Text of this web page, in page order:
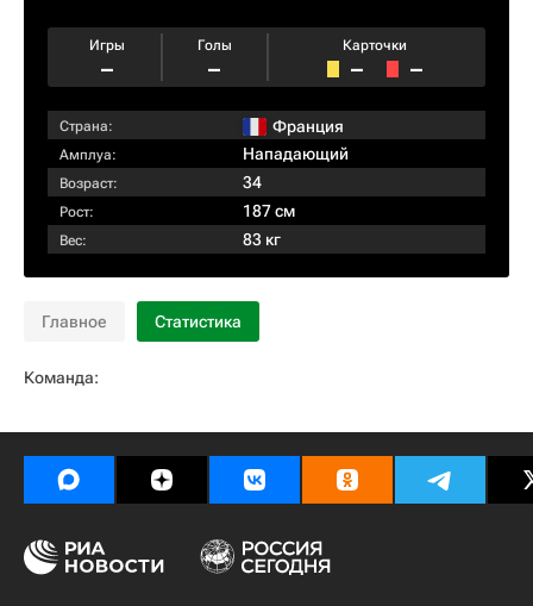
Игры
–
Голы
–
Карточки
– –
Страна: Франция
Амплуа: Нападающий
Возраст: 34
Рост: 187 см
Вес: 83 кг
Главное Статистика
Команда: